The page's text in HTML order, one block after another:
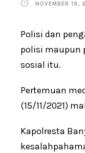
NOVEMBER 19,
Polisi dan
polisi maupun
sosial itu.
Pertemuan
(15/11/2021)
Kapolresta